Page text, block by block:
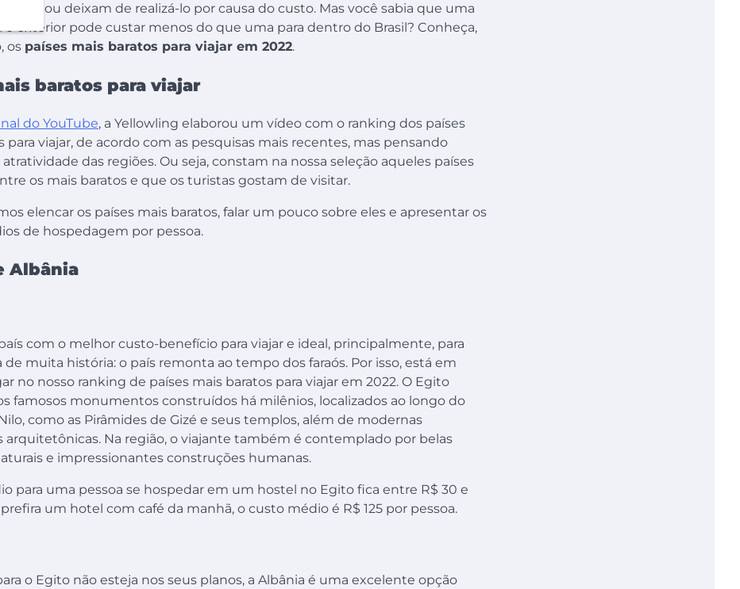
ou deixam de realizá-lo por causa do custo. Mas você sabia que uma
o exterior pode custar menos do que uma para dentro do Brasil? Conheça,
os países mais baratos para viajar em 2022.
baratos para viajar
l do YouTube, a Yellowling elaborou um vídeo com o ranking dos países
para viajar, de acordo com as pesquisas mais recentes, mas pensando
das regiões. Ou seja, constam na nossa seleção aqueles países
os mais baratos e que os turistas gostam de visitar.
elencar os países mais baratos, falar um pouco sobre eles e apresentar os
de hospedagem por pessoa.
Albânia
com o melhor custo-benefício para viajar e ideal, principalmente, para
muita história: o país remonta ao tempo dos faraós. Por isso, está em
no nosso ranking de países mais baratos para viajar em 2022. O Egito
famosos monumentos construídos há milênios, localizados ao longo do
como as Pirâmides de Gizé e seus templos, além de modernas
arquitetônicas. Na região, o viajante também é contemplado por belas
e impressionantes construções humanas.
para uma pessoa se hospedar em um hostel no Egito fica entre R$ 30 e
prefira um hotel com café da manhã, o custo médio é R$ 125 por pessoa.
o Egito não esteja nos seus planos, a Albânia é uma excelente opção